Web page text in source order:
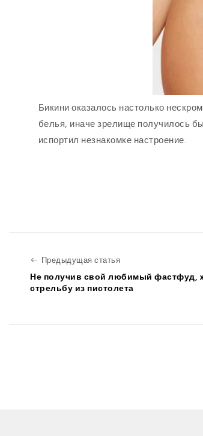
Бикини оказалось настолько
белья, иначе зрелище получилось
испортил незнакомке настроение.
Предыдущая статьяПредыдущая статья
Не получив свой любимый фастфуд,
стрельбу из пистолета